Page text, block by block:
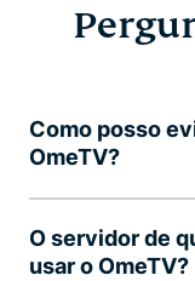
Como posso
OmeTV?
O servidor de
usar o OmeTV?